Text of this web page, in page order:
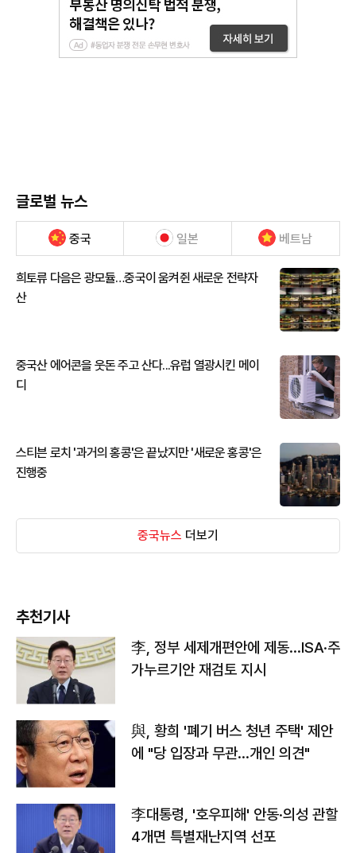
글로벌 뉴스
중국 일본 베트남
희토류 다음은 광모듈…중국이 움켜쥔 새로운 전략자
산
중국산 에어콘을 웃돈 주고 산다...유럽 열광시킨 메이
디
스티븐 로치 '과거의 홍콩'은 끝났지만 '새로운 홍콩'은
진행중
중국뉴스 더보기
추천기사
李, 정부 세제개편안에 제동…ISA·주
가누르기안 재검토 지시
與, 황희 '폐기 버스 청년 주택' 제안
에 "당 입장과 무관…개인 의견"
李대통령, '호우피해' 안동·의성 관할
4개면 특별재난지역 선포